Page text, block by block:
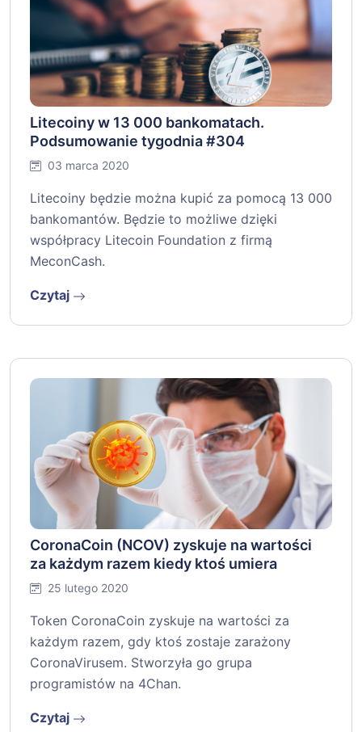
Litecoiny w 13 000 bankomatach.
Podsumowanie tygodnia #304
03 marca 2020
Litecoiny będzie można kupić za pomocą 13 000
bankomantów. Będzie to możliwe dzięki
współpracy Litecoin Foundation z firmą
MeconCash.
Czytaj
CoronaCoin (NCOV) zyskuje na wartości
za każdym razem kiedy ktoś umiera
25 lutego 2020
Token CoronaCoin zyskuje na wartości za
każdym razem, gdy ktoś zostaje zarażony
CoronaVirusem. Stworzyła go grupa
programistów na 4Chan.
Czytaj